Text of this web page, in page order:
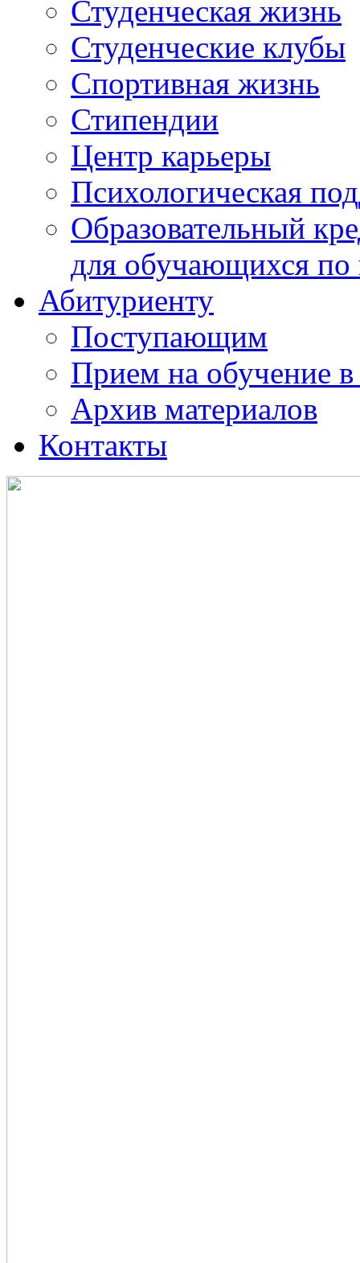
Студенческая жизнь
Студенческие клубы
Спортивная жизнь
Стипендии
Центр карьеры
Психологическая
Образовательный
для обучающихся
Абитуриенту
Поступающим
Прием на обучение в
Архив материалов
Контакты